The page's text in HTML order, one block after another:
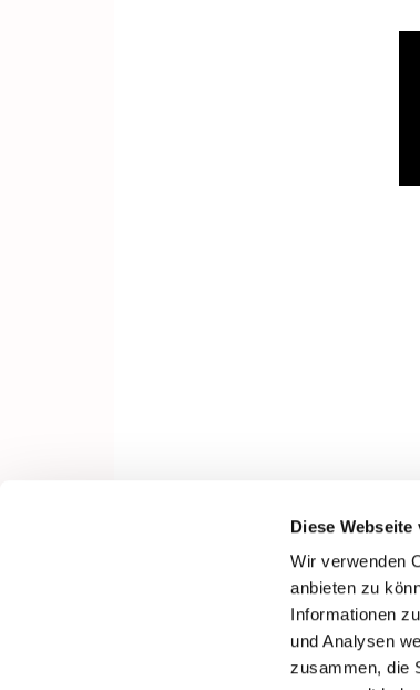
Diese
Wir verwenden
anbieten zu
Informationen
und Analysen
zusammen, die